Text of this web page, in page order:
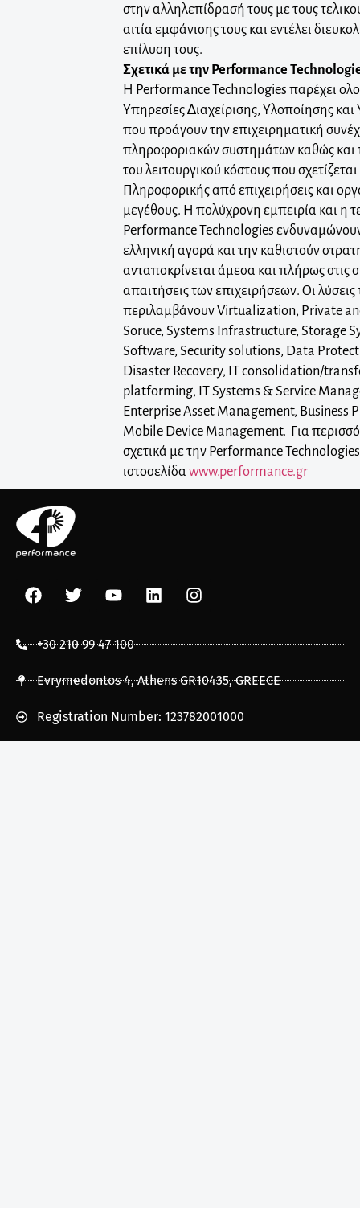
στην αλληλεπίδρασή τους με τους
αιτία εμφάνισης τους και εντέλει
επίλυση τους.
Σχετικά με την Performance
Η Performance Technologies παρέχει
Υπηρεσίες ∆ιαχείρισης, Υλοποίησης
που προάγουν την επιχειρηµατική
πληροφοριακών συστηµάτων καθώς και
του λειτουργικού κόστους που
Πληροφορικής από επιχειρήσεις και
µεγέθους. Η πολύχρονη εµπειρία και η
Performance Technologies
ελληνική αγορά και την καθιστούν
ανταποκρίνεται άµεσα και πλήρως στις
απαιτήσεις των επιχειρήσεων. Οι
περιλαµβάνουν Virtualization, Private
Soruce, Systems Infrastructure, Storage
Software, Security solutions, Data
Disaster Recovery, IT consolidation/
platforming, IT Systems & Service
Enterprise Asset Management, Business
Mobile Device Management. Για
σχετικά με την Performance
ιστοσελίδαwww.performance.gr
+30 210 99 47 100
Evrymedontos 4, Athens GR10435, GREECE
Registration Number: 123782001000